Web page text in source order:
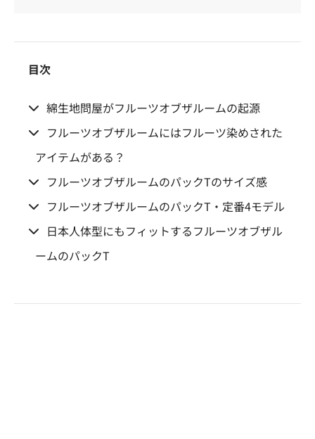
目次
綿生地問屋がフルーツオブザルームの起源
フルーツオブザルームにはフルーツ染めされた
アイテムがある？
フルーツオブザルームのパックTのサイズ感
フルーツオブザルームのパックT・定番4モデル
日本人体型にもフィットするフルーツオブザル
ームのパックT